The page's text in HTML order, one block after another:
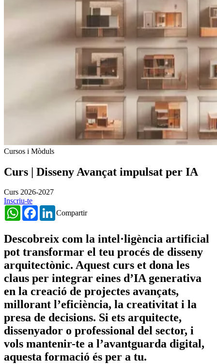
Cursos i Mòduls
Curs | Disseny Avançat impulsat per IA
Curs 2026-2027
Inscriu-te
Compartir
WhatsAppFacebookLinkedIn
Descobreix com la intel·ligència artificial
pot transformar el teu procés de disseny
arquitectònic. Aquest curs et dona les
claus per integrar eines d’IA generativa
en la creació de projectes avançats,
millorant l’eficiència, la creativitat i la
presa de decisions. Si ets arquitecte,
dissenyador o professional del sector, i
vols mantenir-te a l’avantguarda digital,
aquesta formació és per a tu.